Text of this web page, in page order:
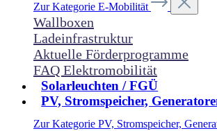
Zur Kategorie E-Mobilität
Wallboxen
Ladeinfrastruktur
Aktuelle Förderprogramme
FAQ Elektromobilität
Solarleuchten / FGÜ
PV, Stromspeicher,
Zur Kategorie PV, Stromspeicher,